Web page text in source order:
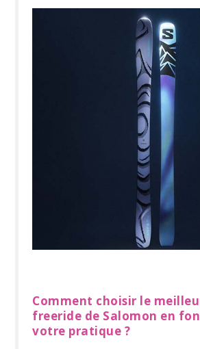
Comment choisir le
freeride de Salomon en
votre pratique ?